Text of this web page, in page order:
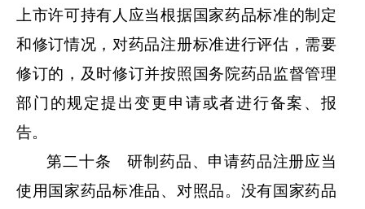
上市许可持有人应当根据国家药品标准的制定
和修订情况，对药品注册标准进行评估，需要
修订的，及时修订并按照国务院药品监督管理
部门的规定提出变更申请或者进行备案、报
告。
第二十条 研制药品、申请药品注册应当
使用国家药品标准品、对照品。没有国家药品